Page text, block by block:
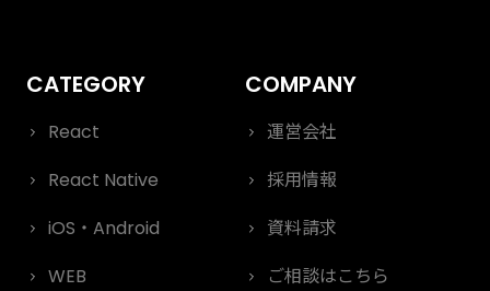
React
React Native
iOS・Android
WEB
運営会社
採用情報
資料請求
ご相談はこちら